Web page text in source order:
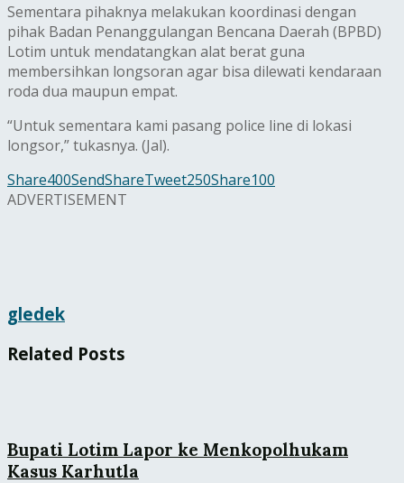
Sementara pihaknya melakukan koordinasi dengan
pihak Badan Penanggulangan Bencana Daerah (BPBD)
Lotim untuk mendatangkan alat berat guna
membersihkan longsoran agar bisa dilewati kendaraan
roda dua maupun empat.
“Untuk sementara kami pasang police line di lokasi
longsor,” tukasnya.‎ (Jal).
Share400SendShareTweet250Share100
ADVERTISEMENT
gledek
Related Posts
Bupati Lotim Lapor ke Menkopolhukam
Kasus Karhutla